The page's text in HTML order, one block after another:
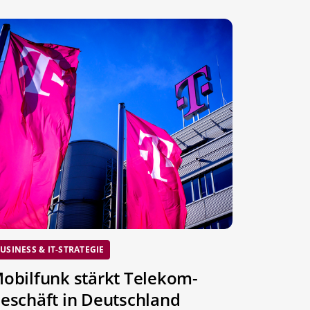
& IT-STRATEGIE
stärkt Telekom-
in Deutschland